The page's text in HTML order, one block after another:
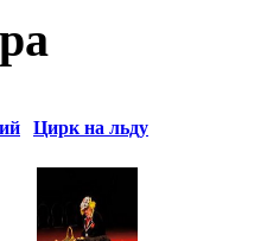
Цирк на льду